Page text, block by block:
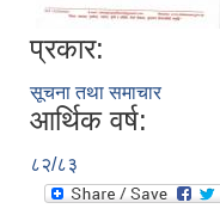
प्रकार:
सूचना तथा समाचार
आर्थिक वर्ष:
८२/८३